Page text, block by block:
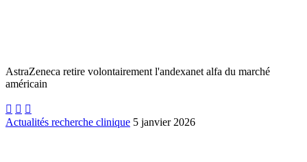
AstraZeneca retire volontairement l'andexanet alfa du marché
américain
  
Actualités recherche clinique 5 janvier 2026